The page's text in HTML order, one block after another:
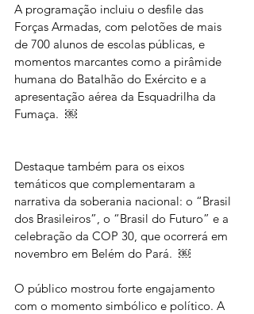
A programação incluiu o desfile das
Forças Armadas, com pelotões de mais
de 700 alunos de escolas públicas, e
momentos marcantes como a pirâmide
humana do Batalhão do Exército e a
apresentação aérea da Esquadrilha da
Fumaça.  ￼
Destaque também para os eixos
temáticos que complementaram a
narrativa da soberania nacional: o “Brasil
dos Brasileiros”, o “Brasil do Futuro” e a
celebração da COP 30, que ocorrerá em
novembro em Belém do Pará.  ￼
O público mostrou forte engajamento
com o momento simbólico e político. A